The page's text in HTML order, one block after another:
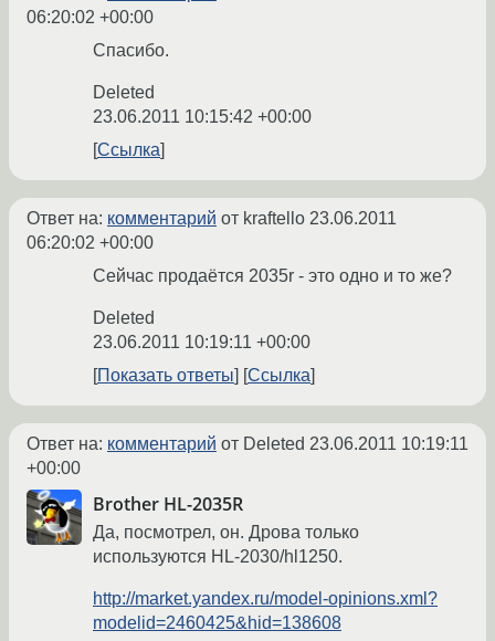
06:20:02 +00:00
Спасибо.
Deleted
23.06.2011 10:15:42 +00:00
Ссылка
Ответ на: комментарий от kraftello 23.06.2011
06:20:02 +00:00
Сейчас продаётся 2035r - это одно и то же?
Deleted
23.06.2011 10:19:11 +00:00
Показать ответы
Ссылка
Ответ на: комментарий от Deleted 23.06.2011 10:19:11
+00:00
Brother HL-2035R
Да, посмотрел, он. Дрова только
используются HL-2030/hl1250.
http://market.yandex.ru/model-opinions.xml?
modelid=2460425&hid=138608